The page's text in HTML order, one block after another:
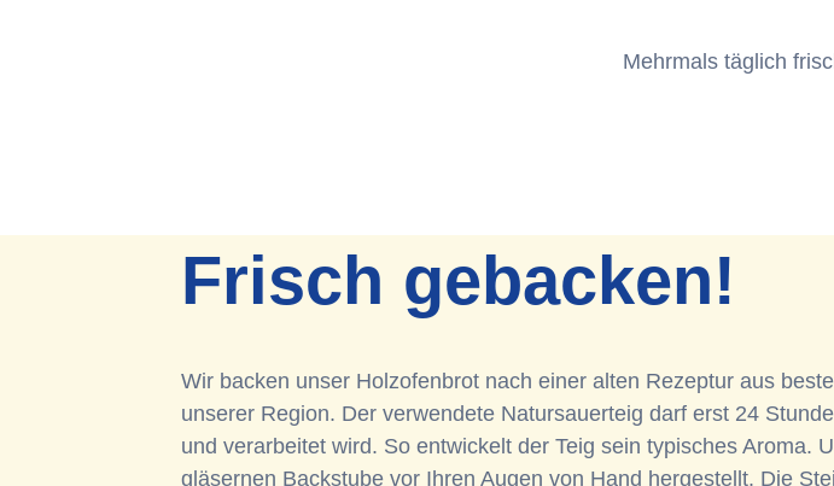
Mehrmals täglich
Frisch gebacken!
Wir backen unser Holzofenbrot nach einer alten Rezeptur aus
unserer Region. Der verwendete Natursauerteig darf erst 24
und verarbeitet wird. So entwickelt der Teig sein typisches Aroma.
gläsernen Backstube vor Ihren Augen von Hand hergestellt. Die